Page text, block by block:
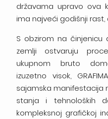
državama upravo ova
ima najveći godišnji
S obzirom na
zemlji ostvaruju
ukupnom bruto
izuzetno visok,
sajamska manifestacija
stanja i tehnoloških
kompleksnoj grafičkoj